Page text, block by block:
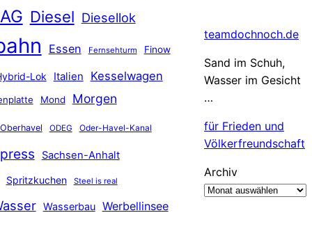
Diesel Diesellok
Essen Fernsehturm Finow
Lok Italien Kesselwagen
Mond Morgen
Oberhavel ODEG Oder-Havel-Kanal
Sachsen-Anhalt
Spritzkuchen Steel is real
Wasserbau Werbellinsee
teamdochnoch.de
Sand im Schuh,
Wasser im Gesicht
…
für Frieden und
Völkerfreundschaft
Archiv